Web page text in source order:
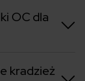
OC dla
kradzież